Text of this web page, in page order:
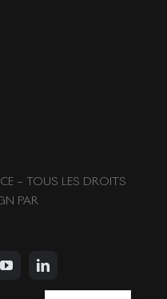
– TOUS LES DROITS
PAR